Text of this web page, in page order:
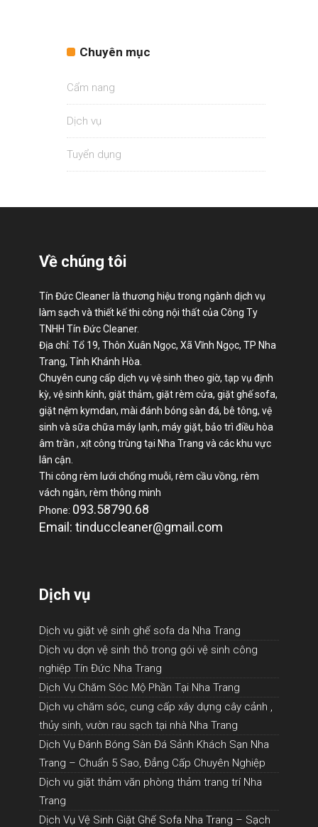
Chuyên mục
Cẩm nang
Dịch vụ
Tuyển dụng
Về chúng tôi
Tín Đức Cleaner là thương hiệu trong ngành dịch vụ
làm sạch và thiết kế thi công nội thất của Công Ty
TNHH Tín Đức Cleaner.
Địa chỉ: Tổ 19, Thôn Xuân Ngọc, Xã Vĩnh Ngọc, TP Nha
Trang, Tỉnh Khánh Hòa.
Chuyên cung cấp dịch vụ vệ sinh theo giờ, tạp vụ định
kỳ, vệ sinh kính, giặt thảm, giặt rèm cửa, giặt ghế sofa,
giặt nệm kymdan, mài đánh bóng sàn đá, bê tông, vệ
sinh và sữa chữa máy lạnh, máy giặt, bảo trì điều hòa
âm trần , xịt công trùng tại Nha Trang và các khu vực
lân cận.
Thi công rèm lưới chống muỗi, rèm cầu vồng, rèm
vách ngăn, rèm thông minh
Phone: 093.58790.68
Email: tinduccleaner@gmail.com
Dịch vụ
Dịch vụ giặt vệ sinh ghế sofa da Nha Trang
Dịch vụ dọn vệ sinh thô trong gói vệ sinh công
nghiệp Tín Đức Nha Trang
Dịch Vụ Chăm Sóc Mộ Phần Tại Nha Trang
Dịch vụ chăm sóc, cung cấp xây dựng cây cảnh ,
thủy sinh, vườn rau sạch tại nhà Nha Trang
Dịch Vụ Đánh Bóng Sàn Đá Sảnh Khách Sạn Nha
Trang – Chuẩn 5 Sao, Đẳng Cấp Chuyên Nghiệp
Dịch vụ giặt thảm văn phòng thảm trang trí Nha
Trang
Dịch Vụ Vệ Sinh Giặt Ghế Sofa Nha Trang – Sạch